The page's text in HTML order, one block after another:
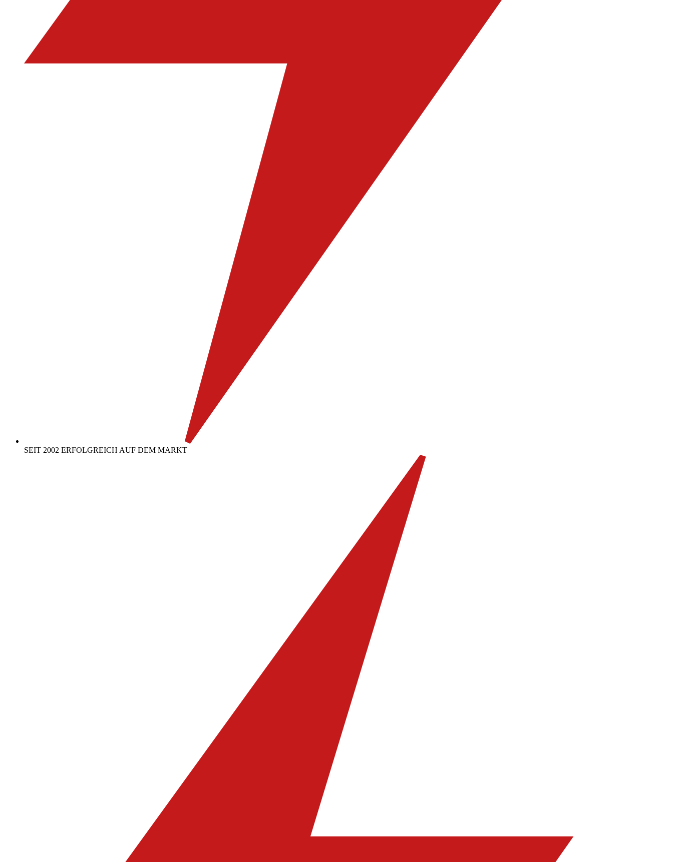
SEIT 2002 ERFOLGREICH AUF DEM MARKT